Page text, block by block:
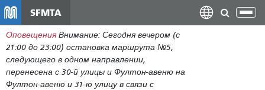
общему
содержанию
SFMTA
Оповещения Внимание: Сегодня вечером (с
21:00 до 23:00) остановка маршрута №5,
следующего в одном направлении,
перенесена с 30-й улицы и Фултон-авеню на
Фултон-авеню и 31-ю улицу в связи с